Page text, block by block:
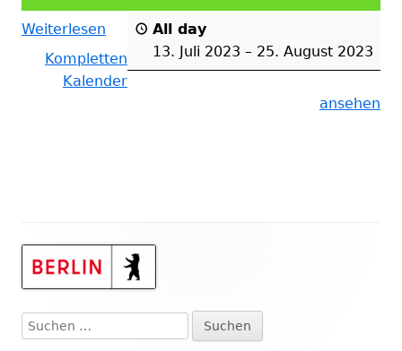
All day
13. Juli 2023 – 25. August 2023
Weiterlesen
Kompletten
Kalender
ansehen
Haupt-
Suchen
nach: